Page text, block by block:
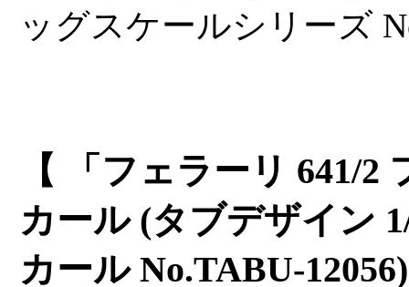
ッグスケールシリーズ
【 「フェラーリ 641/
カール (タブデザイン
カール No.TABU-